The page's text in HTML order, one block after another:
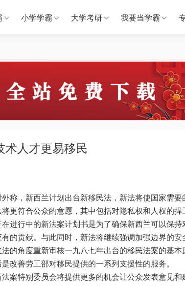
小学学霸 大学考研 我要当学霸
术人才更易移民
称，新西兰计划出台新移民法，新法将使国家需要
符合公众的意愿，其中包括对隐私权和人权的捍
行中的新法案计划书是为了确保新西兰可以保持
有的贡献。与此同时，新法将继续强调加强边界
的角度重新审核一九八七年出台的移民法案的基
是改善劳工部对移民提供的一系列支援性的服务
案特别委员会将提供更多的机会让公众发表意见和